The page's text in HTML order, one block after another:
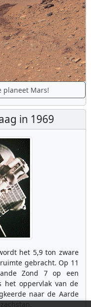
planeet Mars!
in 1969
het 5,9 ton zware
gebracht. Op 11
Zond 7 op een
het oppervlak van de
naar de Aarde